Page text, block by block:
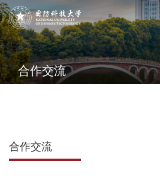
合作交流
合作交流